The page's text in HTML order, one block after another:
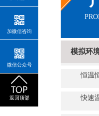
模拟环
恒温
快速
加微信咨询
微信公众号
返回顶部